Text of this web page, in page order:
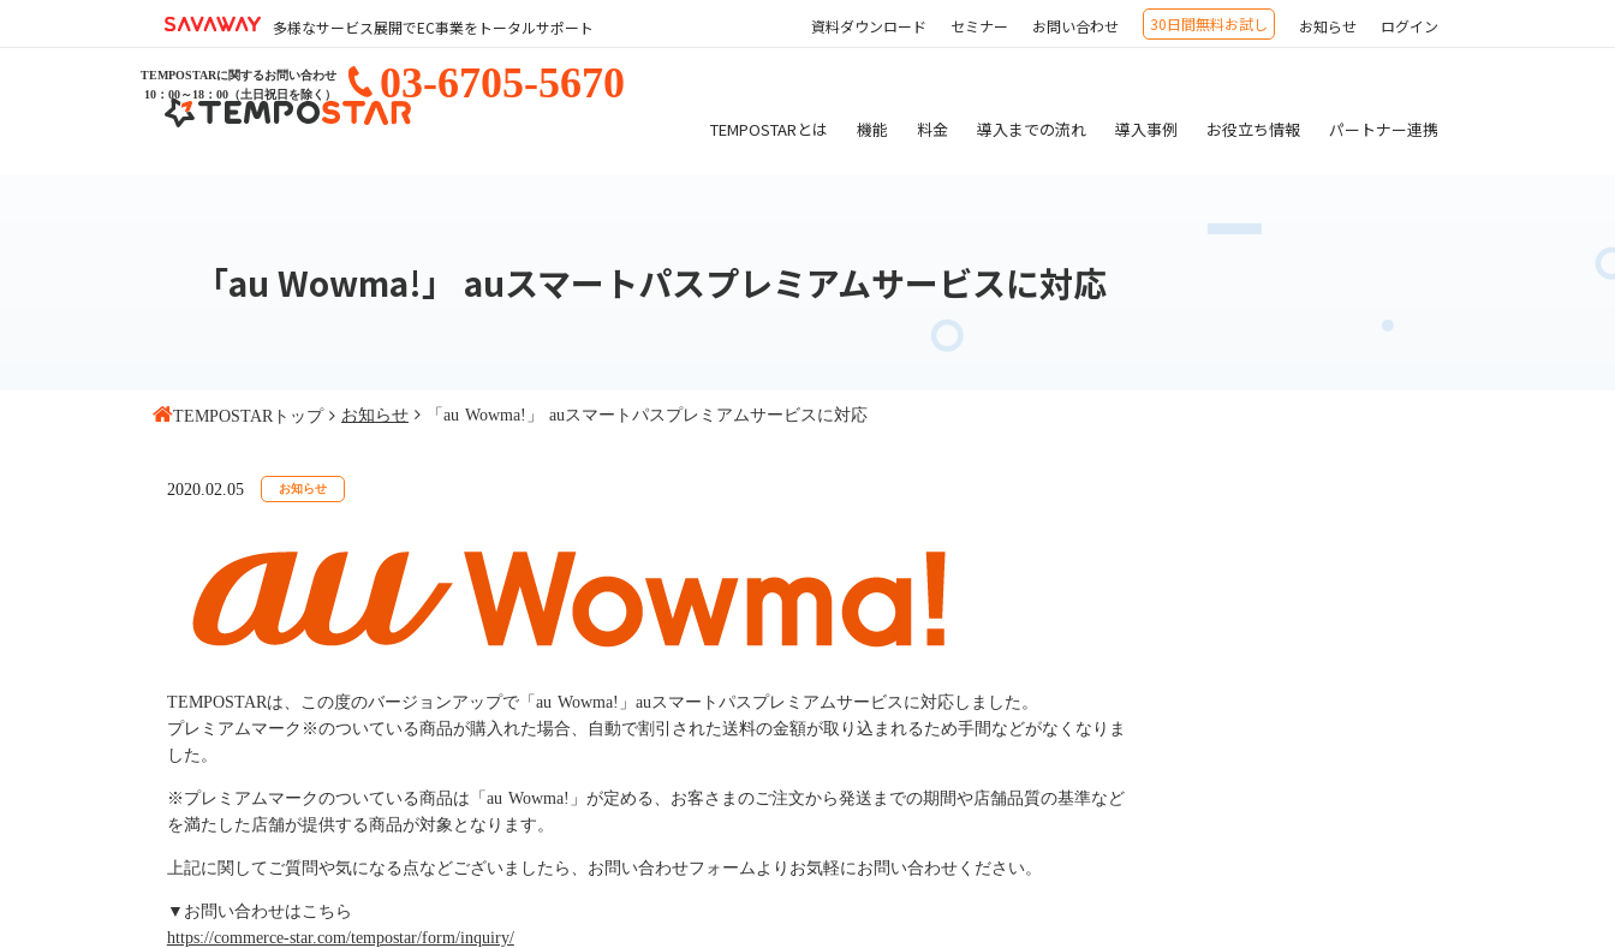
SAVAWAY株式会社
多様なサービス展開でEC事業をトータルサポート 資料ダウンロード セミナー お問い合わせ 30日間無料お試し お知らせ ログイン
TEMPOSTARに関するお問い合わせ
10：00～18：00（土日祝日を除く）
03-6705-5670
TEMPOSTARとは 機能 料金 導入までの流れ 導入事例 お役立ち情報 パートナー連携
「au Wowma!」 auスマートパスプレミアムサービスに対応
TEMPOSTARトップ お知らせ 「au Wowma!」 auスマートパスプレミアムサービスに対応
2020.02.05 お知らせ
TEMPOSTARは、この度のバージョンアップで「au Wowma!」auスマートパスプレミアムサービスに対応しました。
プレミアムマーク※のついている商品が購入れた場合、自動で割引された送料の金額が取り込まれるため手間などがなくなりま
した。
※プレミアムマークのついている商品は「au Wowma!」が定める、お客さまのご注文から発送までの期間や店舗品質の基準など
を満たした店舗が提供する商品が対象となります。
上記に関してご質問や気になる点などございましたら、お問い合わせフォームよりお気軽にお問い合わせください。
▼お問い合わせはこちら
https://commerce-star.com/tempostar/form/inquiry/